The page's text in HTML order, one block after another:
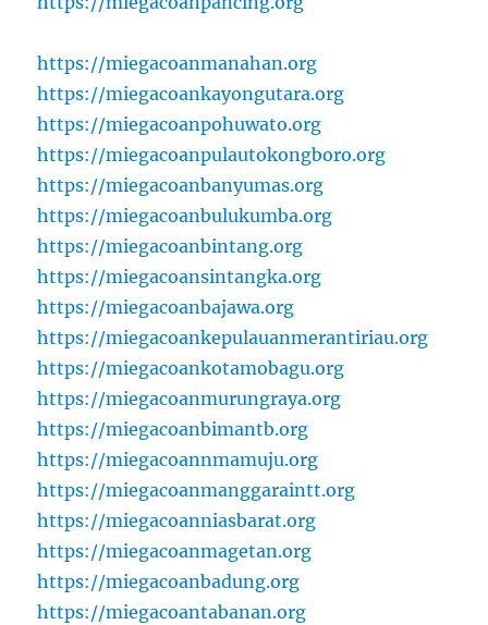
https://miegacoanmanahan.org
https://miegacoankayongutara.org
https://miegacoanpohuwato.org
https://miegacoanpulautokongboro.org
https://miegacoanbanyumas.org
https://miegacoanbulukumba.org
https://miegacoanbintang.org
https://miegacoansintangka.org
https://miegacoanbajawa.org
https://miegacoankepulauanmerantiriau.org
https://miegacoankotamobagu.org
https://miegacoanmurungraya.org
https://miegacoanbimantb.org
https://miegacoannmamuju.org
https://miegacoanmanggaraintt.org
https://miegacoanniasbarat.org
https://miegacoanmagetan.org
https://miegacoanbadung.org
https://miegacoantabanan.org